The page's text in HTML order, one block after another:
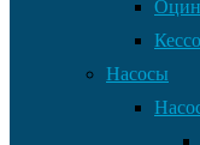
Насосы